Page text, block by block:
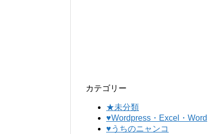
カテゴリー
★未分類
♥Wordpress・Excel・Word
♥うちのニャンコ